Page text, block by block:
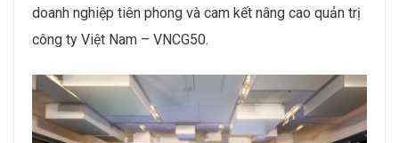
doanh nghiệp tiên phong và cam kết nâng cao quản trị
công ty Việt Nam – VNCG50.